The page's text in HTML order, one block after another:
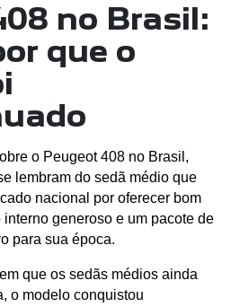
no Brasil:
que o
o Peugeot 408 no Brasil,
lembram do sedã médio que
nacional por oferecer bom
generoso e um pacote de
para sua época.
que os sedãs médios ainda
o modelo conquistou